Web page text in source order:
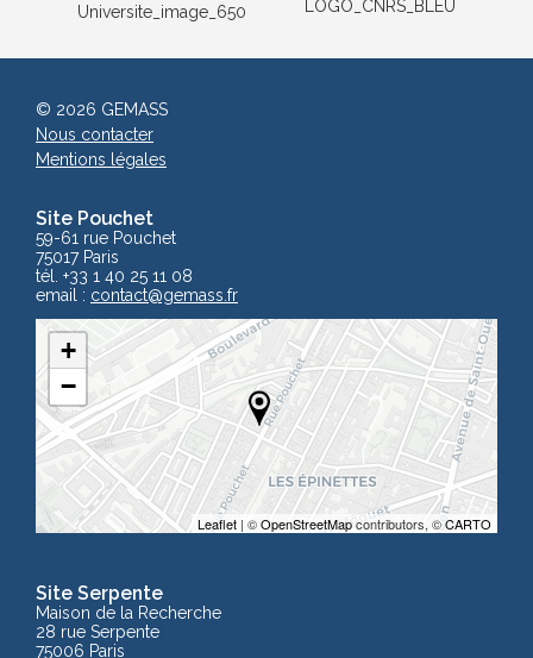
Site Pouchet
59-61 rue Pouchet
75017 Paris
tél. +33 1 40 25 11 08
email : contact@gemass.fr
+
−
Leaflet | ©OpenStreetMapcontributors, ©CARTO
Site Serpente
Maison de la Recherche
28 rue Serpente
75006 Paris
© 2026 GEMASS
Nous contacter
Mentions légales